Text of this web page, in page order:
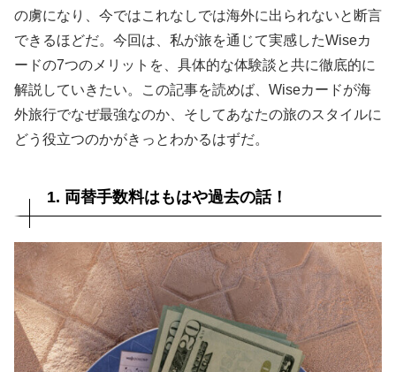
の虜になり、今ではこれなしでは海外に出られないと断言
できるほどだ。今回は、私が旅を通じて実感したWiseカ
ードの7つのメリットを、具体的な体験談と共に徹底的に
解説していきたい。この記事を読めば、Wiseカードが海
外旅行でなぜ最強なのか、そしてあなたの旅のスタイルに
どう役立つのかがきっとわかるはずだ。
1. 両替手数料はもはや過去の話！